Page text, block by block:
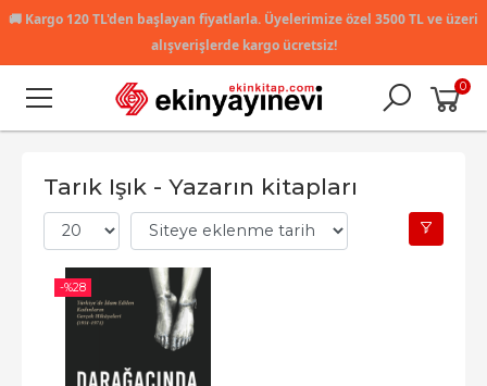
🚚 Kargo 120 TL'den başlayan fiyatlarla. Üyelerimize özel 3500 TL ve üzeri
alışverişlerde kargo ücretsiz!
0
Tarık Işık - Yazarın kitapları
-%28